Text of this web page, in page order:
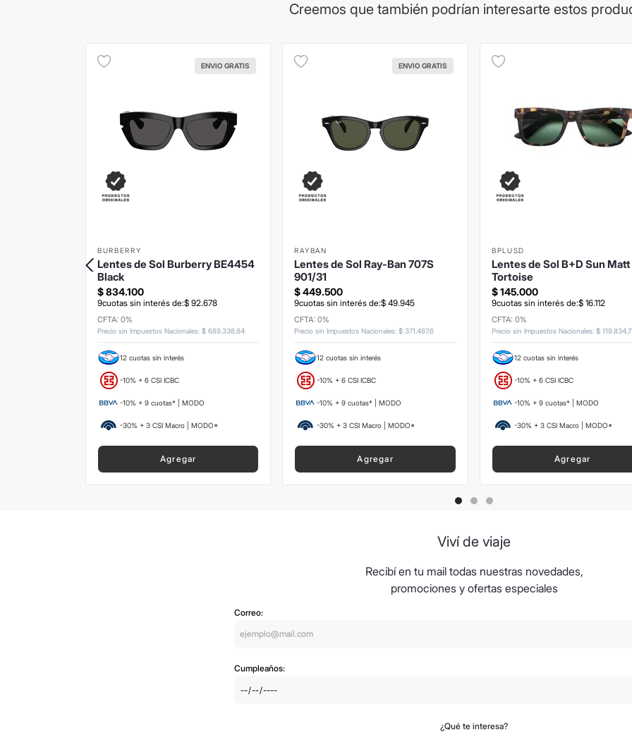
Creemos que también podrían interesarte estos
ENVIO GRATIS
BURBERRY
Lentes de Sol Burberry BE4454
Black
$834.100
9cuotas sin interés de:$ 92.678
CFTA: 0%
Precio sin Impuestos Nacionales: $ 689.338,84
12 cuotas sin interés
-10% + 6 CSI ICBC
-10% + 9 cuotas* | MODO
-30% + 3 CSI Macro | MODO*
Agregar
ENVIO GRATIS
RAYBAN
Lentes de Sol Ray-Ban 707S
901/31
$ 449.500
9cuotas sin interés de:$ 49.945
CFTA: 0%
Precio sin Impuestos Nacionales:$ 371 .487,6
12 cuotas sin interés
-10% + 6 CSI ICBC
-10% + 9 cuotas* | MODO
-30% + 3 CSI Macro | MODO*
Agregar
BPLUSD
Lentes de Sol B+D Sun Matt
Tortoise
$145.000
9cuotas sin interés de:$ 16.112
CFTA: 0%
Precio sin Impuestos Nacionales: $ 119.834,
12 cuotas sin interés
-10% + 6 CSI ICBC
-10% + 9 cuotas* | MODO
-30% + 3 CSI Macro | MODO*
Agregar
Viví de viaje
Recibí en tu mail todas nuestras novedades,
promociones y ofertas especiales
Correo:
Cumpleaños:
¿Qué te interesa?